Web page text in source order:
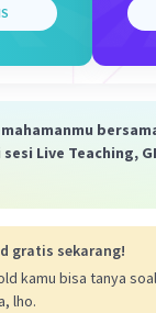
sesi Live Teaching,
gratis sekarang!
kamu bisa tanya
lho.